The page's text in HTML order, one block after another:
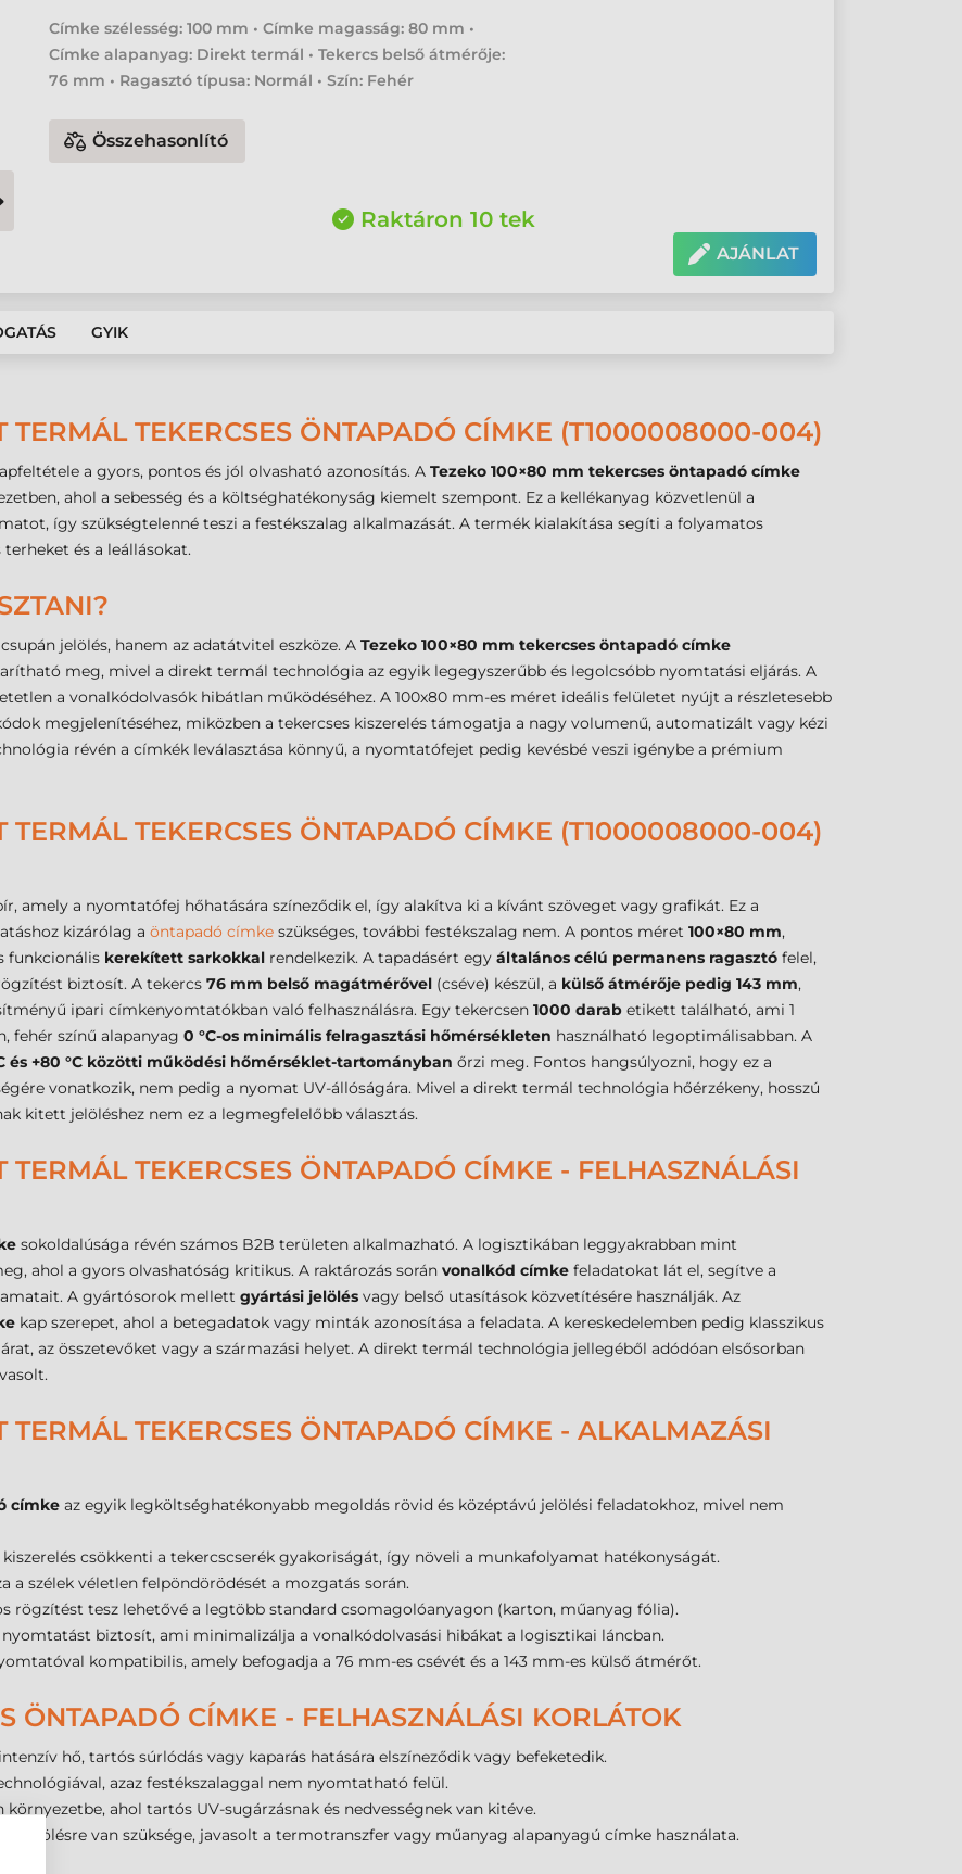
Címke szélesség: 100 mm • Címke magasság: 80 mm •
Címke alapanyag: Direkt termál • Tekercs belső átmérője:
76 mm • Ragasztó típusa: Normál • Szín: Fehér
Összehasonlító
Raktáron 10 tek
AJÁNLAT
GYIK
TERMÁL TEKERCSES ÖNTAPADÓ CÍMKE (T1000008000-004)
a gyors, pontos és jól olvasható azonosítás. A Tezeko 100×80 mm tekercses öntapadó címke
ahol a sebesség és a költséghatékonyság kiemelt szempont. Ez a kellékanyag közvetlenül a
így szükségtelenné teszi a festékszalag alkalmazását. A termék kialakítása segíti a folyamatos
és a leállásokat.
jelölés, hanem az adatátvitel eszköze. A Tezeko 100×80 mm tekercses öntapadó címke
meg, mivel a direkt termál technológia az egyik legegyszerűbb és legolcsóbb nyomtatási eljárás. A
a vonalkódolvasók hibátlan működéséhez. A 100x80 mm-es méret ideális felületet nyújt a részletesebb
megjelenítéséhez, miközben a tekercses kiszerelés támogatja a nagy volumenű, automatizált vagy kézi
révén a címkék leválasztása könnyű, a nyomtatófejet pedig kevésbé veszi igénybe a prémium
TERMÁL TEKERCSES ÖNTAPADÓ CÍMKE (T1000008000-004)
amely a nyomtatófej hőhatására színeződik el, így alakítva ki a kívánt szöveget vagy grafikát. Ez a
kizárólag a öntapadó címke szükséges, további festékszalag nem. A pontos méret 100×80 mm,
funkcionális kerekített sarkokkal rendelkezik. A tapadásért egy általános célú permanens ragasztó felel,
biztosít. A tekercs 76 mm belső magátmérővel (cséve) készül, a külső átmérője pedig 143 mm,
ipari címkenyomtatókban való felhasználásra. Egy tekercsen 1000 darab etikett található, ami 1
fehér színű alapanyag 0 °C-os minimális felragasztási hőmérsékleten használható legoptimálisabban. A
és +80 °C közötti működési hőmérséklet-tartományban őrzi meg. Fontos hangsúlyozni, hogy ez a
vonatkozik, nem pedig a nyomat UV-állóságára. Mivel a direkt termál technológia hőérzékeny, hosszú
kitett jelöléshez nem ez a legmegfelelőbb választás.
TEKERCSES ÖNTAPADÓ CÍMKE - FELHASZNÁLÁSI
sokoldalúsága révén számos B2B területen alkalmazható. A logisztikában leggyakrabban mint
ahol a gyors olvashatóság kritikus. A raktározás során vonalkód címke feladatokat lát el, segítve a
A gyártósorok mellett gyártási jelölés vagy belső utasítások közvetítésére használják. Az
kap szerepet, ahol a betegadatok vagy minták azonosítása a feladata. A kereskedelemben pedig klasszikus
az összetevőket vagy a származási helyet. A direkt termál technológia jellegéből adódóan elsősorban
TEKERCSES ÖNTAPADÓ CÍMKE - ALKALMAZÁSI
címke az egyik legköltséghatékonyabb megoldás rövid és középtávú jelölési feladatokhoz, mivel nem
csökkenti a tekercscserék gyakoriságát, így növeli a munkafolyamat hatékonyságát.
a szélek véletlen felpöndörödését a mozgatás során.
rögzítést tesz lehetővé a legtöbb standard csomagolóanyagon (karton, műanyag fólia).
biztosít, ami minimalizálja a vonalkódolvasási hibákat a logisztikai láncban.
kompatibilis, amely befogadja a 76 mm-es csévét és a 143 mm-es külső átmérőt.
ÖNTAPADÓ CÍMKE - FELHASZNÁLÁSI KORLÁTOK
hő, tartós súrlódás vagy kaparás hatására elszíneződik vagy befeketedik.
azaz festékszalaggal nem nyomtatható felül.
ahol tartós UV-sugárzásnak és nedvességnek van kitéve.
jelölésre van szüksége, javasolt a termotranszfer vagy műanyag alapanyagú címke használata.